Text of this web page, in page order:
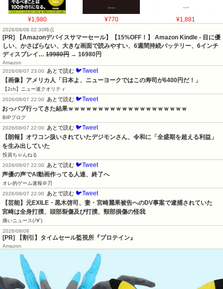
¥1,980 ¥770 ¥1,881
2026/08/08 02:30時点
[PR] 【Amazonデバイスサマーセール】【15%OFF！】 Amazon Kindle - 目に優
しい、かさばらない、大きな画面で読みやすい、6週間持続バッテリー、6インチ
ディスプレイ… 19980円 → 16980円
Amazon
2026/08/07 23:00 あとで読む 🐦Tweet
【画像】アメリカ人「日本よ、ニューヨークではこの寿司が6400円だ！」
【2ch】ニュー速クオリティ
2026/08/07 22:00 あとで読む 🐦Tweet
おっパブ行ってきた結果ｗｗｗｗｗｗｗｗｗｗｗｗｗｗｗｗｗｗｗｗ
BIPブログ
2026/08/07 22:00 あとで読む 🐦Tweet
【朗報】オワコン扱いされていたデジモンさん、令和に「全盛期を超える利益」
を生み出していた
投資ちゃんねる
2026/08/07 22:00 あとで読む 🐦Tweet
声優の声でAI動画作ってる人達、終了へ
オレ的ゲーム速報＠刃
2026/08/07 22:00 あとで読む 🐦Tweet
【芸能】元EXILE・黒木啓司、妻・宮崎麗果被告へのDV事案で逮捕されていた
宮崎は全身打撲、頭部裂傷及び打撲、頸部損傷の怪我
痛いニュース(ﾉ∀`)
2026/08/08
[PR] 【割引】タイムセール監視所『プロテイン』
Amazon